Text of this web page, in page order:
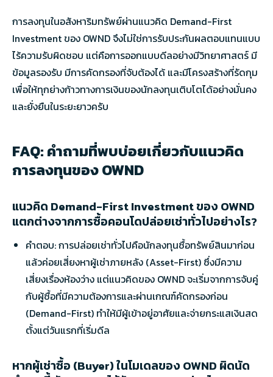
การลงทุนในอสังหาริมทรัพย์ผ่านแนวคิด Demand-First
Investment ของ OWND จึงไม่ใช่การรับประกันผลตอบแทนแบบ
ไร้ความรับผิดชอบ แต่คือการออกแบบดีลอย่างมีวิทยาศาสตร์ มี
ข้อมูลรองรับ มีการคัดกรองที่จับต้องได้ และมีโครงสร้างที่รัดกุม
เพื่อให้ทุกย่างก้าวทางการเงินของนักลงทุนเติบโตได้อย่างมั่นคง
และยั่งยืนในระยะยาวครับ
FAQ: คำถามที่พบบ่อยเกี่ยวกับแนวคิด
การลงทุนของ OWND
แนวคิด Demand-First Investment ของ OWND
แตกต่างจากการซื้อคอนโดปล่อยเช่าทั่วไปอย่างไร?
คำตอบ: การปล่อยเช่าทั่วไปคือนักลงทุนซื้อทรัพย์สินมาก่อน
แล้วค่อยเสี่ยงหาผู้เช่าภายหลัง (Asset-First) ซึ่งมีความ
เสี่ยงเรื่องห้องว่าง แต่แนวคิดของ OWND จะเริ่มจากการจับคู่
กับผู้ซื้อที่มีความต้องการและผ่านเกณฑ์คัดกรองก่อน
(Demand-First) ทำให้มีผู้เข้าอยู่อาศัยและจ่ายกระแสเงินสด
ตั้งแต่วันแรกที่เริ่มดีล
หากผู้เช่าซื้อ (Buyer) ในโมเดลของ OWND ผิดนัด